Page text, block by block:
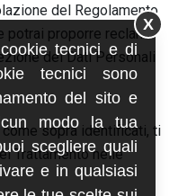
del Regolamento
potrai proporre reclamo
dei Dati Personali
sopra identificati, ti
Trattamento nelle
tecnici e di
tecnici sono
del sito e
modo la tua
scegliere quali
e in qualsiasi
X